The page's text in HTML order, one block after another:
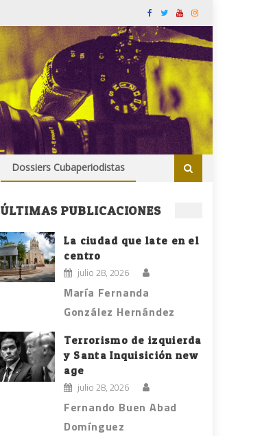
Dossiers Cubaperiodistas
ÚLTIMAS PUBLICACIONES
La ciudad que late en el
centro
julio 28, 2026
María Fernanda
González Hernández
Terrorismo de izquierda
y Santa Inquisición new
age
julio 28, 2026
Fernando Buen Abad
Domínguez